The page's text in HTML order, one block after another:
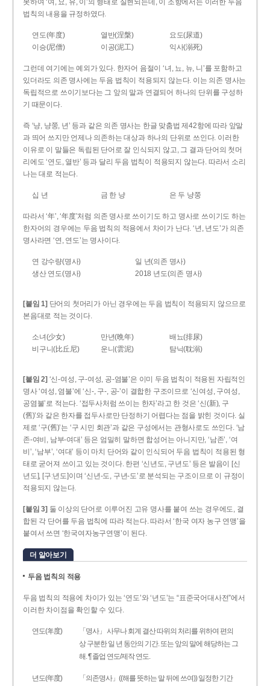
못하여 ‘여, 요, 유, 이’의 형태로 실현되는데, 이 조항에서는 이러한 두음
법칙의 내용을 규정하였다.
연도(年度) 열반(涅槃)
요도(尿道)
이승(尼僧)
이공(泥工) 익사(溺死)
그런데 여기에는 예외가 있다. 한자어 음절이 ‘녀, 뇨, 뉴, 니’를 포함하고
있더라도 의존 명사에는 두음 법칙이 적용되지 않는다. 이는 의존 명사는
독립적으로 쓰이기보다는 그 앞의 말과 연결되어 하나의 단위를 구성하
기 때문이다.
즉 ‘냥, 냥쭝, 년’ 등과 같은 의존 명사는 한글 맞춤법 제42항에 따라 앞말
과 띄어 쓰지만 언제나 의존하는 대상과 하나의 단위로 쓰인다. 이러한
이유로 이 말들은 독립된 단어로 잘 인식되지 않고, 그 결과 단어의 첫머
리에도 ‘연도, 열반’ 등과 달리 두음 법칙이 적용되지 않는다. 따라서 소리
나는 대로 적는다.
십 년 금 한 냥 은 두 냥쭝
따라서 ‘年’, ‘年度’처럼 의존 명사로 쓰이기도 하고 명사로 쓰이기도 하는
한자어의 경우에는 두음 법칙의 적용에서 차이가 난다. ‘년, 년도’가 의존
명사라면 ‘연, 연도’는 명사이다.
연 강수량(명사)
일 년(의존 명사)
생산 연도(명사)
2018 년도(의존 명사)
[붙임 1] 단어의 첫머리가 아닌 경우에는 두음 법칙이 적용되지 않으므로
본음대로 적는 것이다.
소녀(少女) 만년(晩年)
배뇨(排尿)
비구니(比丘尼)
운니(雲泥) 탐닉(耽溺)
[붙임 2] ‘신-여성, 구-여성, 공-염불’은 이미 두음 법칙이 적용된 자립적인
명사 ‘여성, 염불’에 ‘신-, 구-, 공-’이 결합한 구조이므로 ‘신여성, 구여성,
공염불’로 적는다. ‘접두사처럼 쓰이는 한자’라고 한 것은 ‘신(新), 구
(舊)’와 같은 한자를 접두사로만 단정하기 어렵다는 점을 밝힌 것이다. 실
제로 ‘구(舊)’는 ‘구 시민 회관’과 같은 구성에서는 관형사로도 쓰인다. ‘남
존­-여비, 남부-­여대’ 등은 엄밀히 말하면 합성어는 아니지만, ‘남존’, ‘여
비’, ‘남부’, ‘여대’ 등이 마치 단어와 같이 인식되어 두음 법칙이 적용된 형
태로 굳어져 쓰이고 있는 것이다. 한편 ‘신년도, 구년도’ 등은 발음이 [신
년도], [구ː년도]이며 ‘신년­-도, 구년-­도’로 분석되는 구조이므로 이 규정이
적용되지 않는다.
[붙임 3] 둘 이상의 단어로 이루어진 고유 명사를 붙여 쓰는 경우에도, 결
합된 각 단어를 두음 법칙에 따라 적는다. 따라서 ‘한국 여자 농구 연맹’을
붙여서 쓰면 ‘한국여자농구연맹’이 된다.
더 알아보기
두음 법칙의 적용
두음 법칙의 적용에 차이가 있는 ‘연도’와 ‘년도’는 “표준국어대사전”에서
이러한 차이점을 확인할 수 있다.
연도(年度)
「명사」 사무나 회계 결산 따위의 처리를 위하여 편의
상 구분한 일 년 동안의 기간. 또는 앞의 말에 해당하는 그
해. ¶ 졸업 연도/제작 연도.
년도(年度)
「의존명사」((해를 뜻하는 말 뒤에 쓰여)) 일정한 기간